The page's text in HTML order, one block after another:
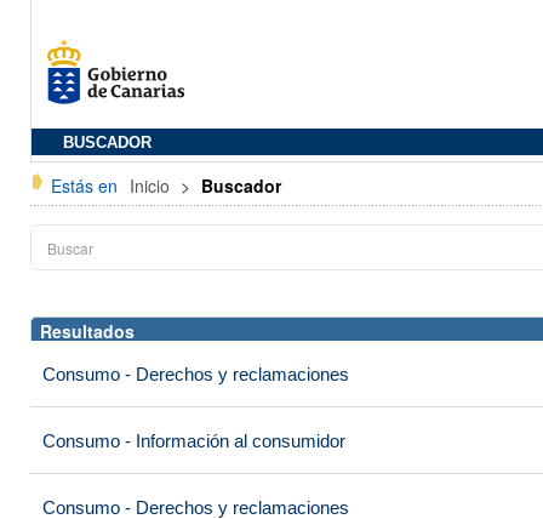
BUSCADOR
Estás en Inicio > Buscador
Resultados
Consumo - Derechos y reclamaciones
Consumo - Información al consumidor
Consumo - Derechos y reclamaciones